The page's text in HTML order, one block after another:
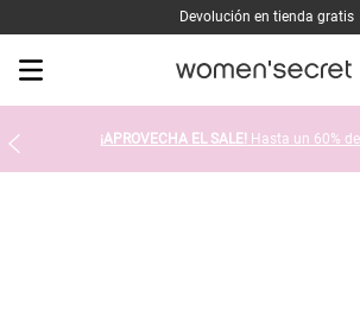
Devolución en tienda gratis
¡APROVECHA EL SALE! Hasta un 60%